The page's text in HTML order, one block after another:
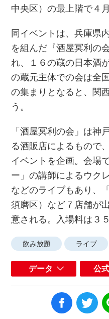
中央区）の最上階で４
同イベントは、兵庫県
を組んだ『酒屋冥利の
れ、１６の蔵の日本酒
の蔵元主体での会は全
の集まりとなると、関
う。
「酒屋冥利の会」は神
る酒販店によるもので
イベントを企画。会場
ー」の講師によるウク
などのライブもあり、
須磨区）など７店舗が
意される。入場料は３
飲み放題 ライブ
データ 公